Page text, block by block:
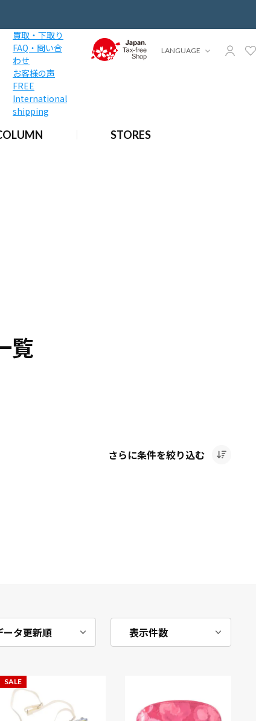
買取・下取り
FAQ・問い合
わせ
お客様の声
FREE
International
shipping
STORES
LANGUAGE
覧
さらに条件を絞り込む
SALE